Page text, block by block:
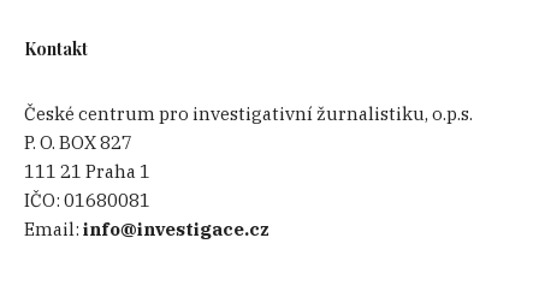
Kontakt
České centrum pro investigativní žurnalistiku, o.p.s.
P. O. BOX 827
111 21 Praha 1
IČO:01680081
Email:info@investigace.cz